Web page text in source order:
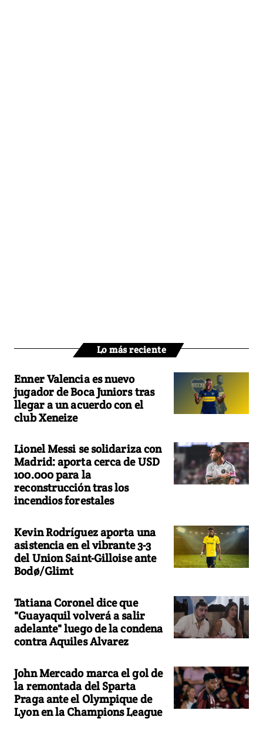
Lo más reciente
Enner Valencia es nuevo
jugador de Boca Juniors tras
llegar a un acuerdo con el
club Xeneize
Lionel Messi se solidariza con
Madrid: aporta cerca de USD
100.000 para la
reconstrucción tras los
incendios forestales
Kevin Rodríguez aporta una
asistencia en el vibrante 3-3
del Union Saint-Gilloise ante
Bodø/Glimt
Tatiana Coronel dice que
"Guayaquil volverá a salir
adelante" luego de la condena
contra Aquiles Alvarez
John Mercado marca el gol de
la remontada del Sparta
Praga ante el Olympique de
Lyon en la Champions League